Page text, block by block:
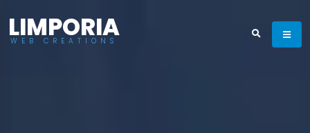
LIMPORIA
WEB CREATIONS